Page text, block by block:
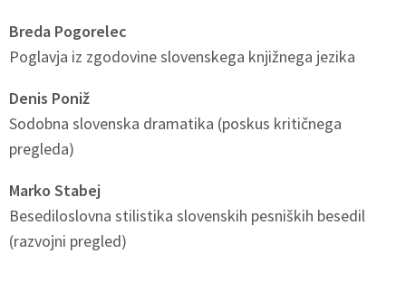
Breda Pogorelec
Poglavja iz zgodovine slovenskega knjižnega jezika
Denis Poniž
Sodobna slovenska dramatika (poskus kritičnega
pregleda)
Marko Stabej
Besediloslovna stilistika slovenskih pesniških besedil
(razvojni pregled)